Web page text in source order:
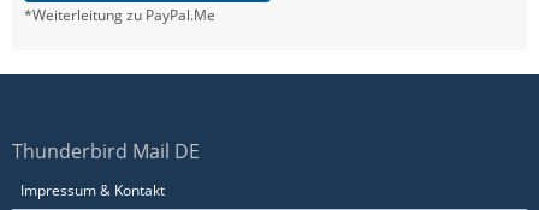
*Weiterleitung zu PayPal.Me
Thunderbird Mail DE
Impressum & Kontakt